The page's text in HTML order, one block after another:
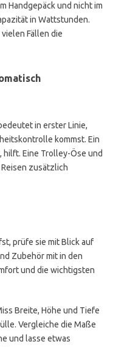
Handgepäck und nicht im
in Wattstunden.
Fällen die
in erster Linie,
kommst. Ein
hilft. Eine Trolley-Öse und
zusätzlich
prüfe sie mit Blick auf
Zubehör mit in den
und die wichtigsten
Breite, Höhe und Tiefe
Vergleiche die Maße
und lasse etwas